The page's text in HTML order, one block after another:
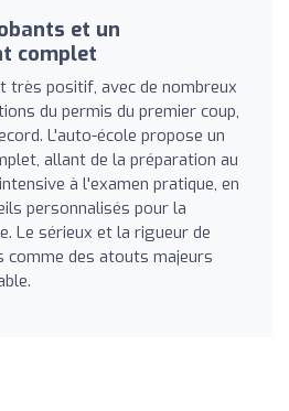
et un
complet
très positif, avec de nombreux
du permis du premier coup,
L'auto-école propose un
allant de la préparation au
à l'examen pratique, en
personnalisés pour la
Le sérieux et la rigueur de
comme des atouts majeurs